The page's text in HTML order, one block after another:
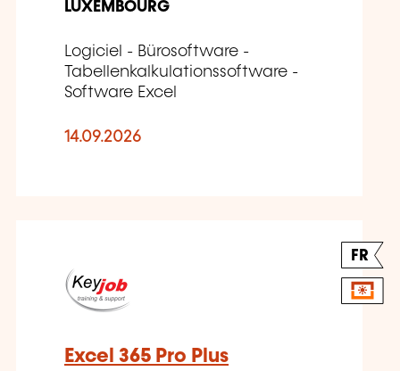
LUXEMBOURG
Logiciel - Bürosoftware -
Tabellenkalkulationssoftware -
Software Excel
14.09.2026
FR
Excel 365 Pro Plus